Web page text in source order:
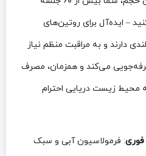
– ایده‌آل برای روتین‌های
دارند و به مراقبت منظم نیاز
صرفه‌جویی می‌کند و همزمان، مصرف
محیط زیست دریایی احترام
: فرمولاسیون آبی و سبک